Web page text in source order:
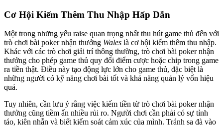
Cơ Hội Kiếm Thêm Thu Nhập Hấp Dẫn
Một trong những yếu raise quan trọng nhất thu hút game thủ đến với
trò chơi bài poker nhận thưởng Wales là cơ hội kiếm thêm thu nhập.
Khác với các trò chơi giải trí thông thường, trò chơi bài poker nhận
thưởng cho phép game thủ quy đổi điểm cược hoặc chip trong game
ra tiền thật. Điều này tạo động lực lớn cho game thủ, đặc biệt là
những người có kỹ năng chơi bài tốt và khả năng quản lý vốn hiệu
quả.
Tuy nhiên, cần lưu ý rằng việc kiếm tiền từ trò chơi bài poker nhận
thưởng cũng tiềm ẩn nhiều rủi ro. Người chơi cần phải có sự tỉnh
táo, kiên nhẫn và biết kiểm soát cảm xúc của mình. Tránh sa đà vào